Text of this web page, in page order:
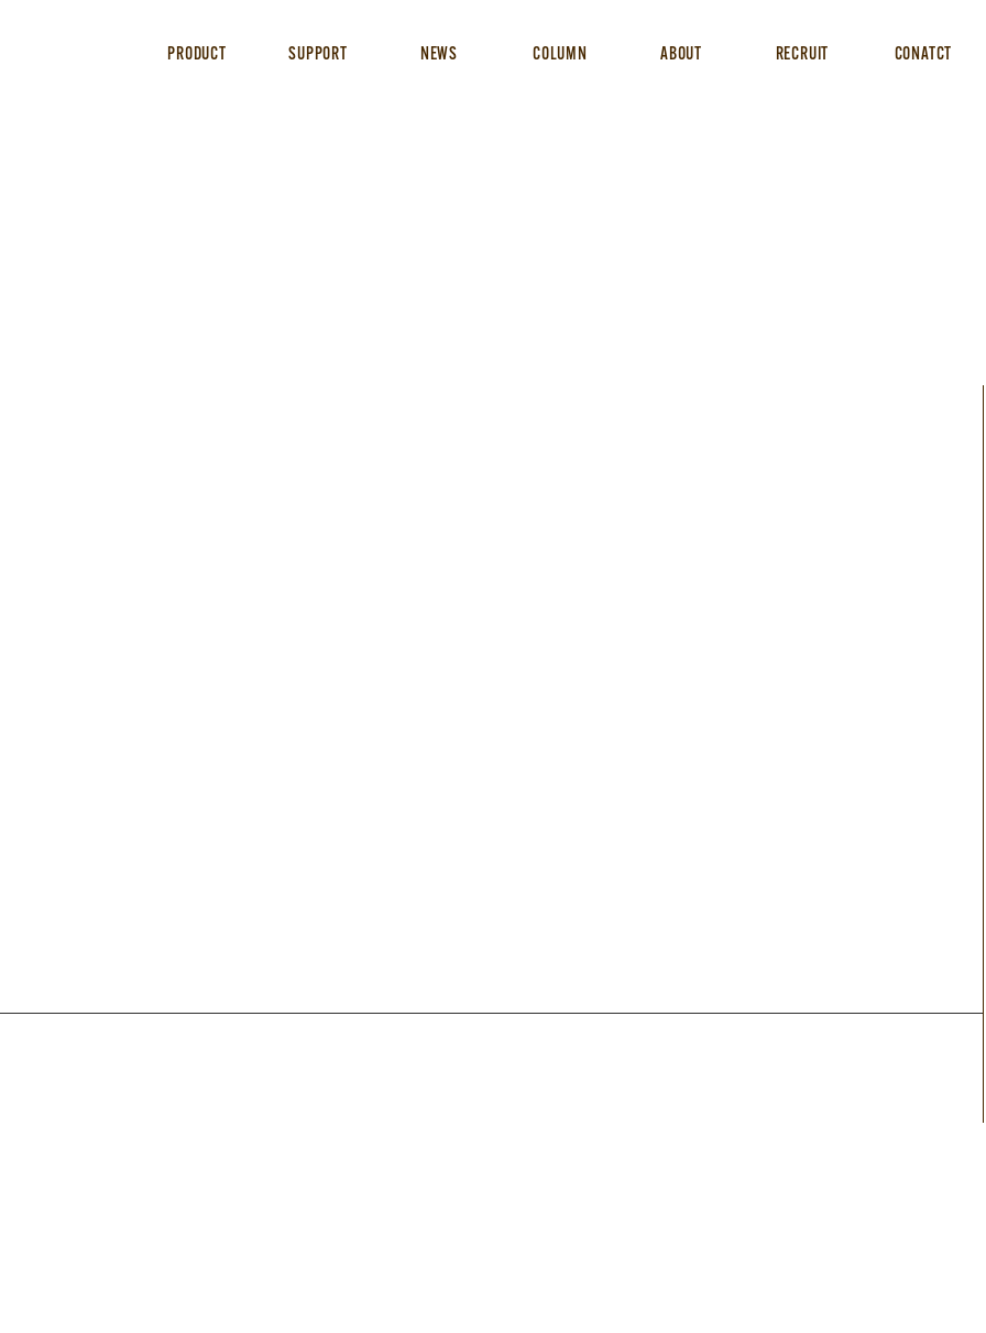
PRODUCT SUPPORT NEWS COLUMN ABOUT RECRUIT CONATCT